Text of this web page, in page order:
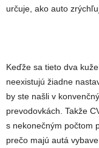
určuje, ako auto
Keďže sa tieto dva
neexistujú žiadne
by ste našli v
prevodovkách. Takže
s nekonečným počtom
prečo majú autá